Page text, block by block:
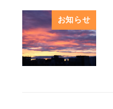
お知らせ